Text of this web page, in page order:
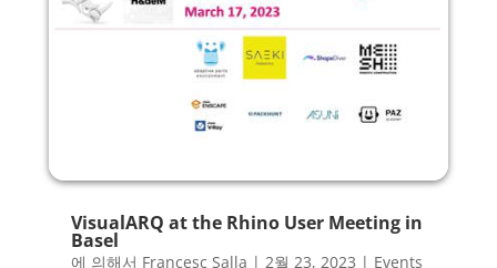
VisualARQ at the Rhino User Meeting in
Basel
에 의해서 Francesc Salla | 2월 23, 2023 | Events